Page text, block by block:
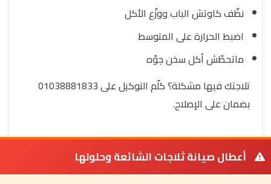
نظّف كاوتش الباب ووزّع الأكل
اضبط الحرارة على المتوسط
ماتحطّش أكل سخن جوّه
تلاجتك فيها مشكلة؟ كلّم التوكيل على 01038881833
بضمان على الإصلاح.
أعطال صيانة ثلاجات الشائعة وحلولها